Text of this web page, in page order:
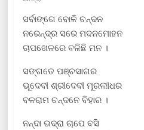
ସର୍ବାଙ୍ଗେ ବୋଳି ଚନ୍ଦନ
ନରେନ୍ଦ୍ର ସରେ ମଦନମୋହନ
ଚାପଖେଳରେ ବଳିଛି ମନ ।
ସଙ୍ଗତେ ପଞ୍ଚସାଗର
ଭୂଦେବୀ ଶ୍ରୀଦେବୀ ମୂରଲୀଧର
ବଳରାମ ଚନ୍ଦନେ ବିହାର ।
ନନ୍ଦା ଭଦ୍ରା ଚାପେ ବସି